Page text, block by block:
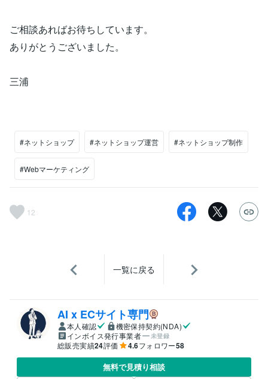
ご相談あればお待ちしています。
ありがとうございました。
三浦
#ネットショップ #ネットショップ運営 #ネットショップ制作
#Webマーケティング
12
一覧に戻る
AI x ECサイト専門
本人確認
機密保持契約(NDA)
インボイス発行事業者
未登録
総販売実績24評価 4.6フォロワー58
無料で見積り相談